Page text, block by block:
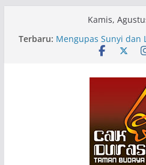
Kamis,
Terbaru: Pameran Lukisan
Kota Blitar : Ketika
Mengupas Sunyi dan
Menjaga Marwah
Kunjungan Kerja Ir.
(BHS) Anggota DPR
Pameran Tunggal 35
“Tumbang
Derita Pekerja